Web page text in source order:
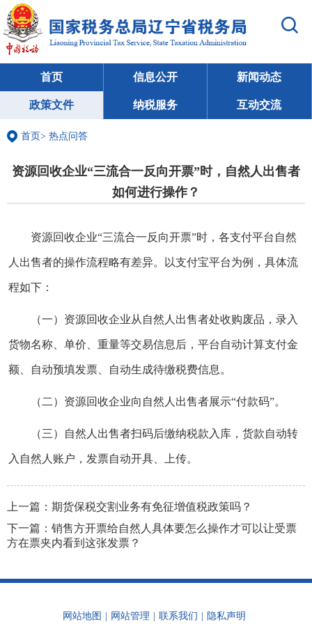
首页 信息公开 新闻动态
政策文件 纳税服务 互动交流
首页> 热点问答
资源回收企业“三流合一反向开票”时，自然人出售者
如何进行操作？
资源回收企业“三流合一反向开票”时，各支付平台自然
人出售者的操作流程略有差异。以支付宝平台为例，具体流
程如下：
（一）资源回收企业从自然人出售者处收购废品，录入
货物名称、单价、重量等交易信息后，平台自动计算支付金
额、自动预填发票、自动生成待缴税费信息。
（二）资源回收企业向自然人出售者展示“付款码”。
（三）自然人出售者扫码后缴纳税款入库，货款自动转
入自然人账户，发票自动开具、上传。
上一篇： 期货保税交割业务有免征增值税政策吗？
下一篇： 销售方开票给自然人具体要怎么操作才可以让受票
方在票夹内看到这张发票？
网站地图 网站管理 联系我们 隐私声明